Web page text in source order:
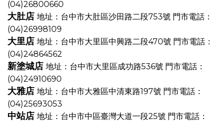
(04)26800660
大肚店 地址：台中市大肚區沙田路二段753號 門市電話：
(04)26998109
大里店 地址：台中市大里區中興路二段470號 門市電話：
(04)24864562
新塗城店 地址：台中市大里區成功路536號 門市電話：
(04)24910690
大雅店 地址：台中市大雅區中清東路197號 門市電話：
(04)25693053
中站店 地址：台中市中區臺灣大道一段25號 門市電話：